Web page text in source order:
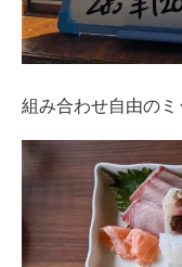
組み合わせ自由のミ